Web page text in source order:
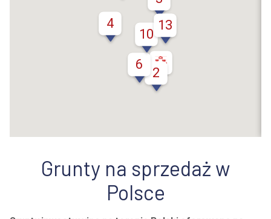
6
13
10
2
4
Grunty na sprzedaż w
Polsce